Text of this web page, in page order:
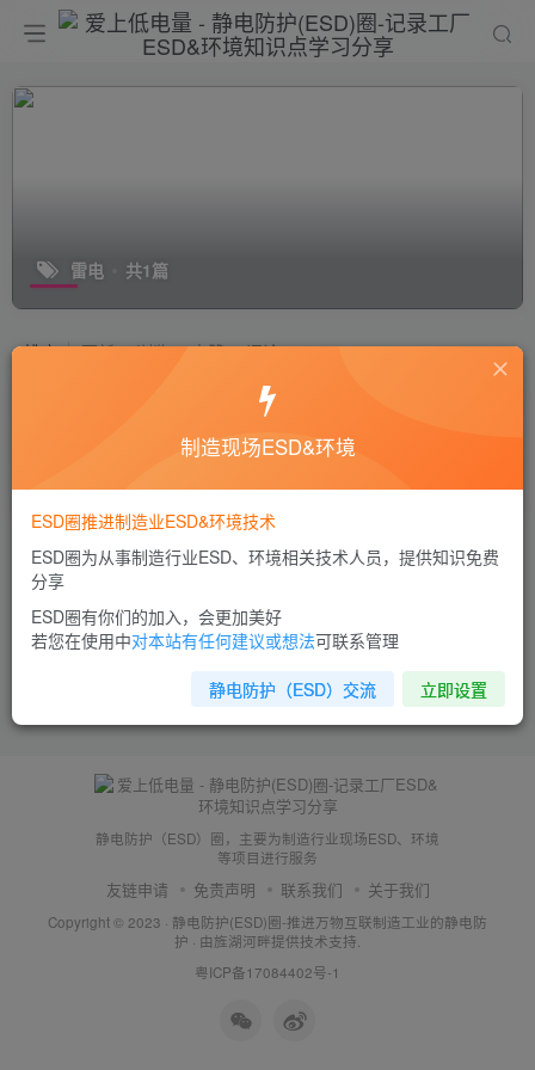
雷电 共1篇
排序 更新 浏览 点赞 评论
海南东方市一村庄42头牛疑似遭“雷电
行业新闻
5年前 1W+
静电防护（ESD）圈，主要为制造行业现场ESD、环境
等项目进行服务
友链申请 免责声明 联系我们 关于我们
Copyright © 2023 · 静电防护(ESD)圈-推进万物互联制造工业的静电防
护 · 由旌湖河畔提供技术支持.
粤ICP备17084402号-1
制造现场ESD&环境
ESD圈推进制造业ESD&环境技术
ESD圈为从事制造行业ESD、环境相关技术人员，提供知识免费
分享
ESD圈有你们的加入，会更加美好
若您在使用中对本站有任何建议或想法可联系管理
静电防护（ESD）交流 立即设置